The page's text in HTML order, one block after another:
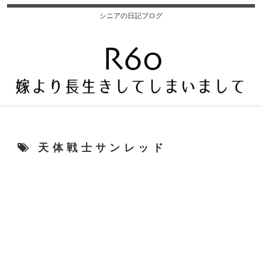
シニアの日記ブログ
天体戦士サンレッド